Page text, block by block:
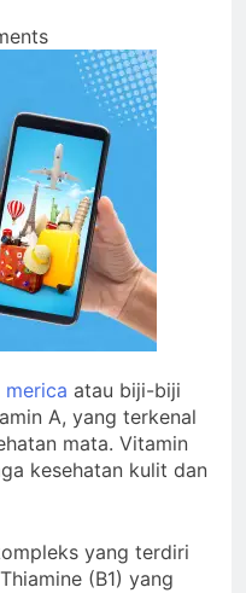
merica atau biji-biji
A, yang terkenal
mata. Vitamin
kesehatan kulit dan
yang terdiri
(B1) yang